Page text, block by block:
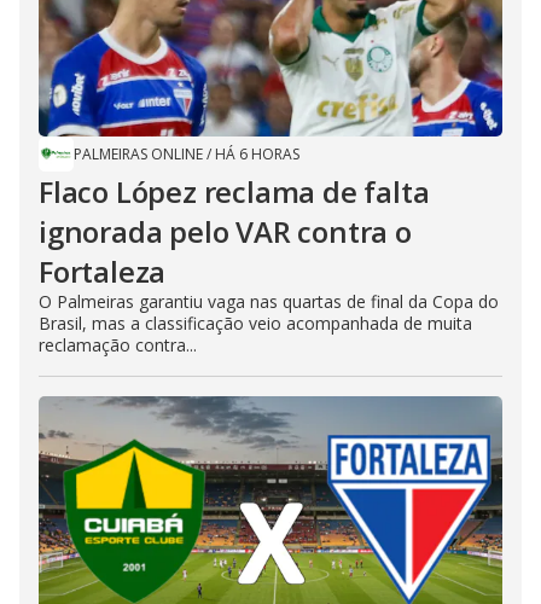
PALMEIRAS ONLINE/ HÁ 6 HORAS
Flaco López reclama de falta
ignorada pelo VAR contra o
Fortaleza
O Palmeiras garantiu vaga nas quartas de final da Copa do
Brasil, mas a classificação veio acompanhada de muita
reclamação contra...